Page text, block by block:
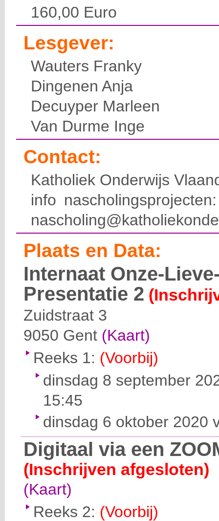
160,00 Euro
Lesgever:
Wauters Franky
Dingenen Anja
Decuyper Marleen
Van Durme Inge
Contact:
Katholiek Onderwijs
info
Plaats en Data:
Internaat Onze-
Presentatie 2
Zuidstraat 3
9050 Gent (Kaart)
Reeks 1: (Voorbij)
dinsdag 8 september
15:45
dinsdag 6 oktober 2020
Digitaal via een
(Inschrijven afgesloten)
(Kaart)
Reeks 2: (Voorbij)